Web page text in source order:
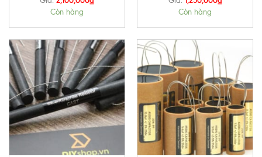
Còn hàng Còn hàng